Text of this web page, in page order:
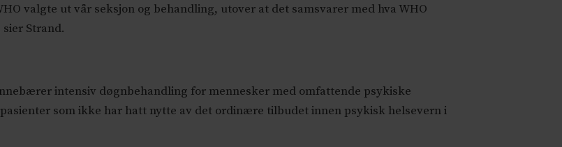
valgte ut vår seksjon og behandling, utover at det samsvarer med hva WHO
Strand.
intensiv døgnbehandling for mennesker med omfattende psykiske
som ikke har hatt nytte av det ordinære tilbudet innen psykisk helsevern i